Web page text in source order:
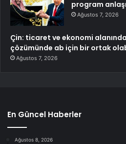
program
Ağustos 7, 2026
Çin: ticaret ve ekonomi
çözümünde ab için bir ortak
Ağustos 7, 2026
En Güncel Haberler
Ağustos 8, 2026